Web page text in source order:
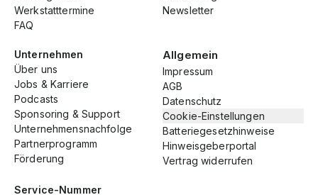
Service-Nummer
Werkstatttermine
FAQ
Newsletter
Unternehmen
Über uns
Jobs & Karriere
Podcasts
Sponsoring & Support
Unternehmensnachfolge
Partnerprogramm
Förderung
Allgemein
Impressum
AGB
Datenschutz
Cookie-Einstellungen
Batteriegesetzhinweise
Hinweisgeberportal
Vertrag widerrufen